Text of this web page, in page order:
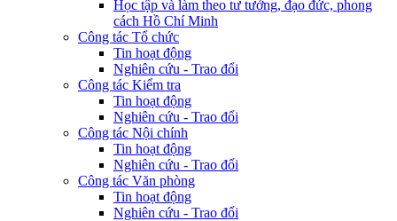
Học tập và làm theo tư tưởng, đạo đức, phong
cách Hồ Chí Minh
Công tác Tổ chức
Tin hoạt động
Nghiên cứu - Trao đổi
Công tác Kiểm tra
Tin hoạt động
Nghiên cứu - Trao đổi
Công tác Nội chính
Tin hoạt động
Nghiên cứu - Trao đổi
Công tác Văn phòng
Tin hoạt động
Nghiên cứu - Trao đổi